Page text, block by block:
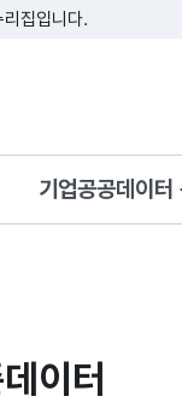
집입니다.
털
기업공공데이터
이터